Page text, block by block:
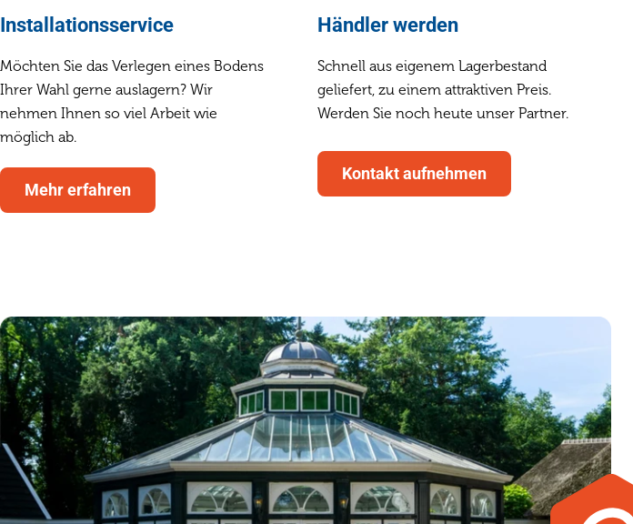
Installationsservice
Möchten Sie das Verlegen eines Bodens
Ihrer Wahl gerne auslagern? Wir
nehmen Ihnen so viel Arbeit wie
möglich ab.
Mehr erfahren
Händler werden
Schnell aus eigenem Lagerbestand
geliefert, zu einem attraktiven Preis.
Werden Sie noch heute unser Partner.
Kontakt aufnehmen